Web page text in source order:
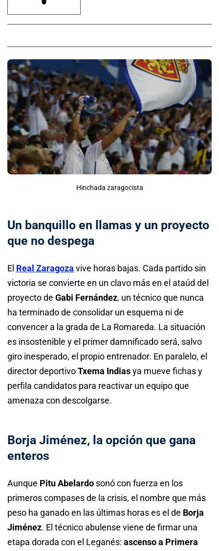
Hinchada zaragocista
Un banquillo en llamas y un proyecto
que no despega
El Real Zaragoza vive horas bajas. Cada partido sin
victoria se convierte en un clavo más en el ataúd del
proyecto de Gabi Fernández, un técnico que nunca
ha terminado de consolidar un esquema ni de
convencer a la grada de La Romareda. La situación
es insostenible y el primer damnificado será, salvo
giro inesperado, el propio entrenador. En paralelo, el
director deportivoTxema Indiasya mueve fichas y
perfila candidatos para reactivar un equipo que
amenaza con descolgarse.
Borja Jiménez, la opción que gana
enteros
Aunque Pitu Abelardo sonó con fuerza en los
primeros compases de la crisis, el nombre que más
peso ha ganado en las últimas horas es el de Borja
Jiménez. El técnico abulense viene de firmar una
etapa dorada con el Leganés: ascenso a Primera